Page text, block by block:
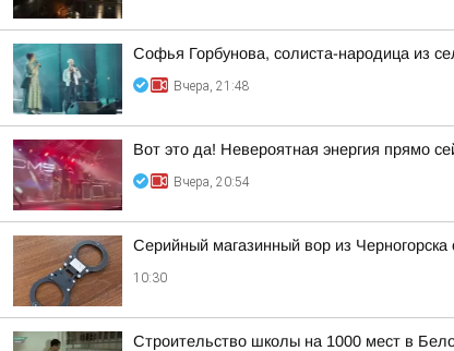
Софья Горбунова, солиста-народица из
Вчера, 21:48
Вот это да! Невероятная энергия прямо
Вчера, 20:54
Серийный магазинный вор из Черногорска
10:30
Строительство школы на 1000 мест в